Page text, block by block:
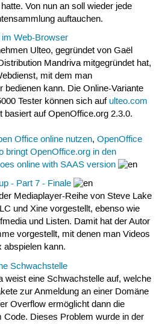
Von nun an soll wieder jede
auftauchen.
Web-Browser
Ulteo, gegründet von Gaël
Mandriva mitgegründet hat,
mit dem man
kann. Die Online-Variante
Tester können sich auf ulteo.com
auf OpenOffice.org 2.3.0.
Office online nutzen, OpenOffice
bringt OpenOffice.org in den
online with SAAS version
- Part 7 - Finale
Mediaplayer-Reihe von Steve Lake
und Xine vorgestellt, ebenso wie
und Listen. Damit hat der Autor
vorgestellt, mit denen man Videos
abspielen kann.
Schwachstelle
weist eine Schwachstelle auf, welche
zur Anmeldung an einer Domäne
Overflow ermöglicht dann die
Code. Dieses Problem wurde in der